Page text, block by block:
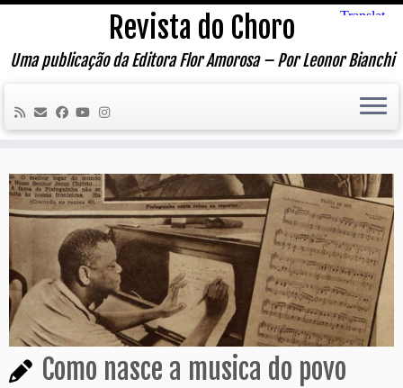
Skip
content
Revista do Choro
Uma publicação da Editora Flor Amorosa – Por Leonor Bianchi
Como nasce a musica do povo